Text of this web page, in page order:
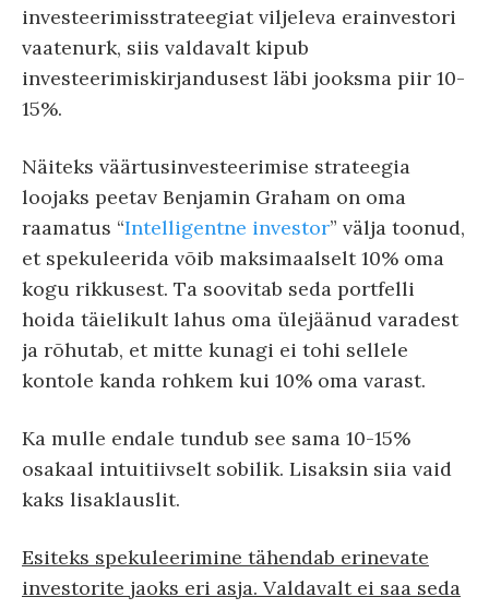
investeerimisstrateegiat viljeleva erainvestori
vaatenurk, siis valdavalt kipub
investeerimiskirjandusest läbi jooksma piir 10-
15%.
Näiteks väärtusinvesteerimise strateegia
loojaks peetav Benjamin Graham on oma
raamatus “Intelligentne investor” välja toonud,
et spekuleerida võib maksimaalselt 10% oma
kogu rikkusest. Ta soovitab seda portfelli
hoida täielikult lahus oma ülejäänud varadest
ja rõhutab, et mitte kunagi ei tohi sellele
kontole kanda rohkem kui 10% oma varast.
Ka mulle endale tundub see sama 10-15%
osakaal intuitiivselt sobilik. Lisaksin siia vaid
kaks lisaklauslit.
Esiteks spekuleerimine tähendab erinevate
investorite jaoks eri asja. Valdavalt ei saa seda